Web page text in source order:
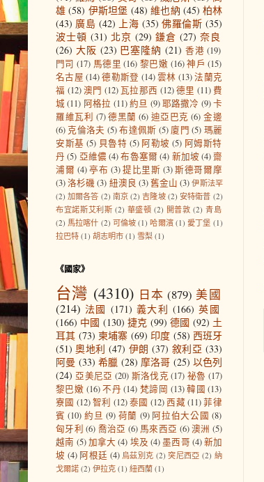
雄 (58) 伊斯坦堡 (48) 維也納 (45) 柏林
(43) 廣島 (42) 上海 (35) 佛羅倫斯 (35)
波士頓 (31) 北京 (29) 鎌倉 (27) 奈良
(26) 大阪 (23) 巴塞隆納 (21) 香港 (19)
門司 (17) 馬德里 (16) 黎巴嫩 (16) 神戶 (15)
名古屋 (14) 德勒斯登 (14)雲林 (13)法蘭克
福 (12) 澳門 (12)瓦拉那西 (12) 德里 (11) 費
城 (11) 阿格拉 (11)約旦 (9) 耶路撒冷 (9)卡
羅維瓦利 (7) 德黑蘭 (6) 迪亞巴克 (6) 金邊
(6) 克倫洛夫 (5)布達佩斯 (5) 廈門 (5) 瑪麗
安斯基 (5) 貝魯特 (5) 阿勒坡 (5) 阿姆斯特
丹 (5) 亞維儂 (4) 布魯塞爾 (4) 新加坡 (4) 齋
浦爾 (4) 亭布 (3) 提比里斯 (3) 斯德哥爾摩
(3)洛杉磯 (3) 紐澳良 (3)舊金山 (3) 伊斯法罕
(2) 加爾各答 (2) 南京 (2) 吉隆坡 (2) 安特衛普 (2)
布宜諾斯艾利斯 (2) 華盛頓 (2) 開普敦 (2) 青島
(2) 馬拉喀什 (2) 可倫坡 (1) 哈爾濱 (1) 愛丁堡 (1)
拉巴特 (1) 胡志明市 (1) 雪梨 (1)
《國家》
台灣 (4310) 日本 (879) 美國
(214) 法國 (171) 義大利 (166) 英國
(166) 中國 (130) 捷克 (99) 德國 (92) 土
耳其 (73) 柬埔寨 (69) 印度 (58) 西班牙
(51) 奧地利 (47) 伊朗 (37) 敘利亞 (33)
阿曼 (33) 希臘 (28) 摩洛哥 (25) 以色列
(24) 亞美尼亞 (20) 斯洛伐克 (17) 祕魯 (17)
黎巴嫩 (16) 不丹 (14) 梵諦岡 (13) 韓國 (13)
寮國 (12)智利 (12)泰國 (12)西藏 (11) 菲律
賓 (10) 約旦 (9) 荷蘭 (9) 阿拉伯大公國 (8)
匈牙利 (6) 喬治亞 (6) 馬來西亞 (6)澳洲 (5)
越南 (5) 加拿大 (4) 埃及 (4)墨西哥 (4)新加
坡 (4) 阿根廷 (4) 烏茲別克 (2) 突尼西亞 (2) 納
戈爾諾 (2) 伊拉克 (1) 紐西蘭 (1)